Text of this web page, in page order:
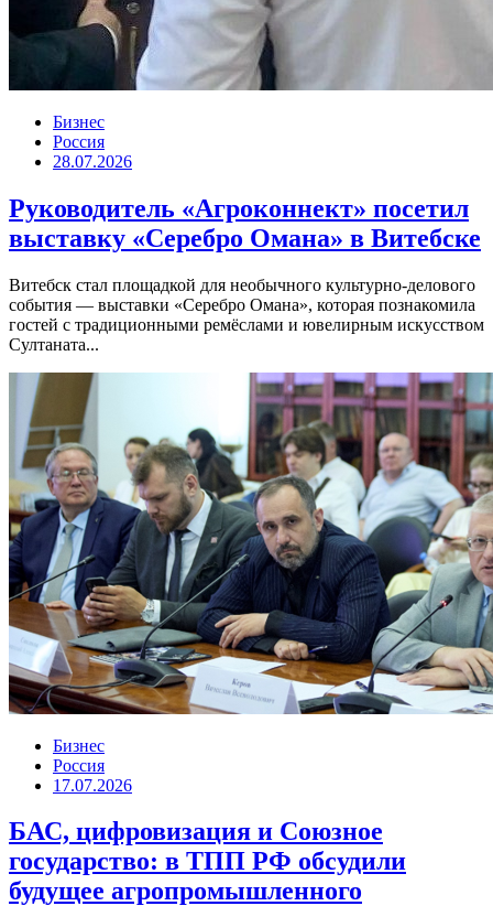
Бизнес
Россия
28.07.2026
Руководитель «Агроконнект» посетил
выставку «Серебро Омана» в Витебске
Витебск стал площадкой для необычного культурно-делового
события — выставки «Серебро Омана», которая познакомила
гостей с традиционными ремёслами и ювелирным искусством
Султаната...
Бизнес
Россия
17.07.2026
БАС, цифровизация и Союзное
государство: в ТПП РФ обсудили
будущее агропромышленного